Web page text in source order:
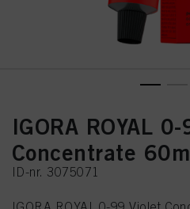
IGORA ROYAL
Concentrate
ID-nr. 3075071